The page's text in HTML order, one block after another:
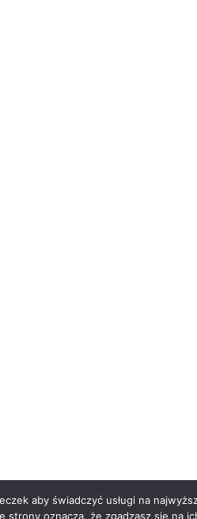
aby świadczyć usługi na
strony oznacza, że zgadzasz się na